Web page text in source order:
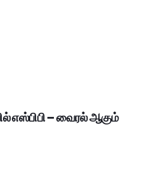
எஸ்பிபி – வைரல் ஆகும்